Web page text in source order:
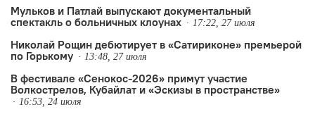
Мульков и Патлай выпускают документальный
спектакль о больничных клоунах
17:22, 27 июля
Николай Рощин дебютирует в «Сатириконе» премьерой
по Горькому
13:48, 27 июля
В фестивале «Сенокос-2026» примут участие
Волкострелов, Кубайлат и «Эскизы в пространстве»
16:53, 24 июля